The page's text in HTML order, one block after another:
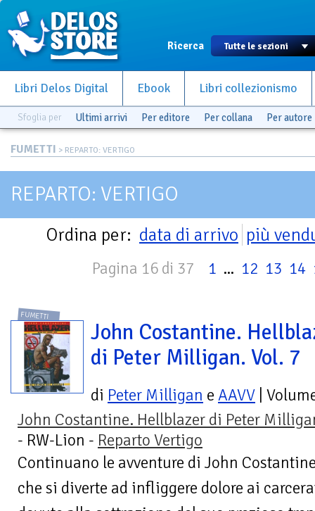
Ricerca
Libri Delos Digital Ebook Libri collezionismo
Sfoglia per Ultimi arrivi Per editore Per collana Per autore
FUMETTI > REPARTO: VERTIGO
REPARTO: VERTIGO
Ordina per: data di arrivo più
Pagina 16 di 37 1 ... 12 13 14
FUMETTI
John Costantine.
di Peter Milligan. Vol. 7
di Peter Milligan e AAVV |
John Costantine. Hellblazer di Peter
- RW-Lion - Reparto Vertigo
Continuano le avventure di John
che si diverte ad infliggere dolore ai